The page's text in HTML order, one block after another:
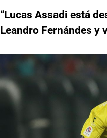
“Lucas Assadi está
Leandro Fernándes y